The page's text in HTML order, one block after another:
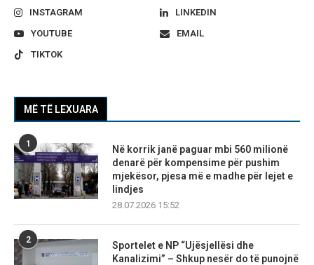
INSTAGRAM
LINKEDIN
YOUTUBE
EMAIL
TIKTOK
MË TË LEXUARA
1
Në korrik janë paguar mbi 560 milionë
denarë për kompensime për pushim
mjekësor, pjesa më e madhe për lejet e
lindjes
28.07.2026 15:52
2
Sportelet e NP “Ujësjellësi dhe
Kanalizimi” – Shkup nesër do të punojnë